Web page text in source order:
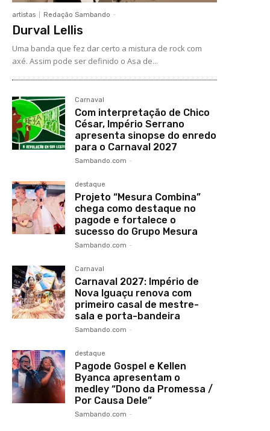
artistas Redação Sambando -
Durval Lellis
Uma banda que fez dar certo a mistura de rock com
axé. Assim pode ser definido o Asa de...
Carnaval
Com interpretação de Chico
César, Império Serrano
apresenta sinopse do enredo
para o Carnaval 2027
Sambando.com -
destaque
Projeto “Mesura Combina”
chega como destaque no
pagode e fortalece o
sucesso do Grupo Mesura
Sambando.com -
Carnaval
Carnaval 2027: Império de
Nova Iguaçu renova com
primeiro casal de mestre-
sala e porta-bandeira
Sambando.com -
destaque
Pagode Gospel e Kellen
Byanca apresentam o
medley “Dono da Promessa /
Por Causa Dele”
Sambando.com -